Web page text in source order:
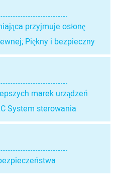
przyjmuje osłonę
Piękny i bezpieczny
marek urządzeń
System sterowania